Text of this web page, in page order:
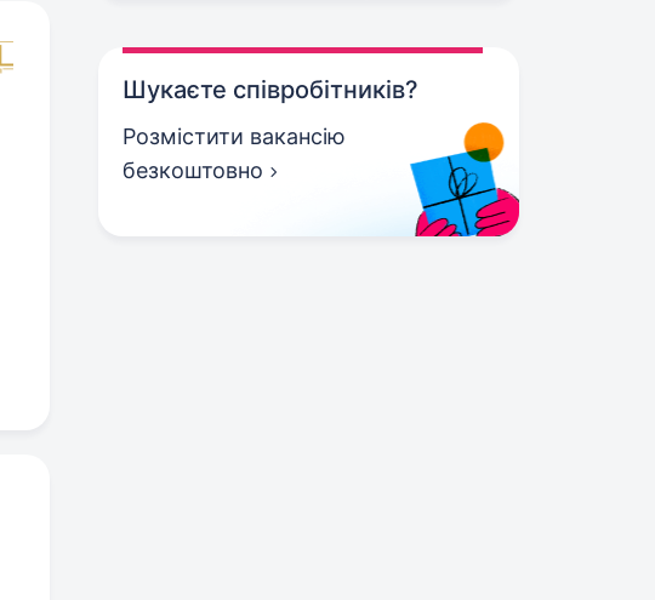
Шукаєте співробітників?
Розмістити вакансію
безкоштовно